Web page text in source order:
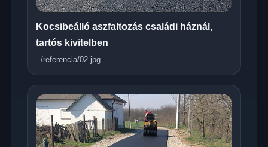
Kocsibeálló aszfaltozás családi háznál,
tartós kivitelben
../referencia/02.jpg